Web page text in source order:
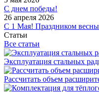
С днем победы!
26 апреля 2026
С 1 Мая! Праздником весны
Статьи
Все статьи
Эксплуатация стальных
Рассчитать объем